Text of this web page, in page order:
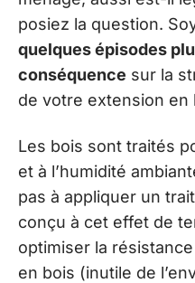
posiez la question.
quelques épisodes
conséquence sur la
de votre extension en
Les bois sont traités
et à l’humidité
pas à appliquer un
conçu à cet effet de
optimiser la
en bois (inutile de